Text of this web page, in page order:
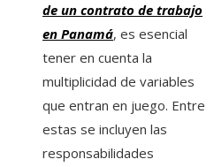
de un contrato de trabajo
en Panamá, es esencial
tener en cuenta la
multiplicidad de variables
que entran en juego. Entre
estas se incluyen las
responsabilidades